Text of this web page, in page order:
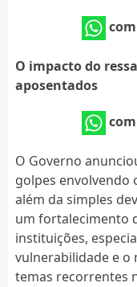
O impacto do
aposentados
O Governo
golpes envolvendo
além da simples
um fortalecimento
instituições,
vulnerabilidade e o
temas recorrentes